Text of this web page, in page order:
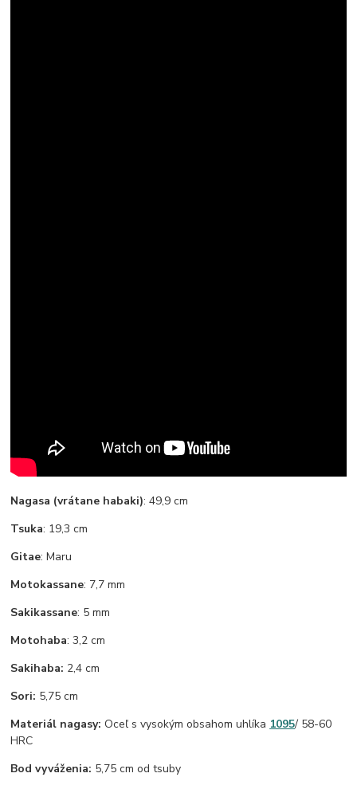
Nagasa (vrátane habaki):49,9 cm
Tsuka: 19,3 cm
Gitae: Maru
Motokassane: 7,7 mm
Sakikassane: 5 mm
Motohaba: 3,2 cm
Sakihaba: 2,4 cm
Sori: 5,75 cm
Materiál nagasy: Oceľ s vysokým obsahom uhlíka 1095/ 58-60
HRC
Bod vyváženia: 5,75 cm od tsuby